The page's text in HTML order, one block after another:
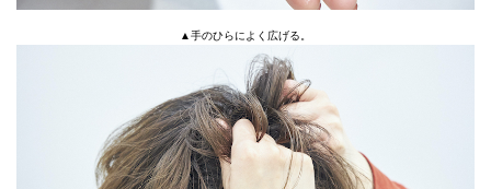
▲手のひらによく広げる。